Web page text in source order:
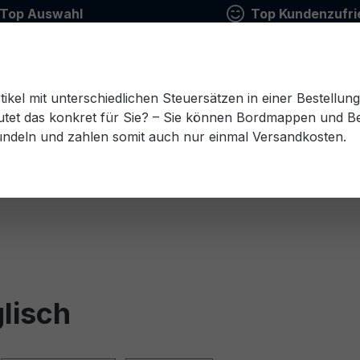
Top Auswahl Top
Estnisch Finnisch Französisch Griechisch
mit unterschiedlichen Steuersätzen in einer
das konkret für Sie? – Sie können Bordmappen und
und zahlen somit auch nur einmal Versandkosten.